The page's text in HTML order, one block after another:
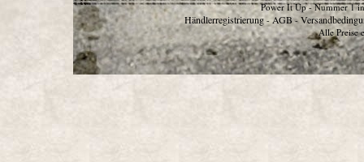
Power It Up - Nummer 1
Händlerregistrierung - AGB -
Alle Preise